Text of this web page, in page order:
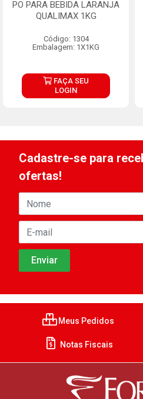
PO PARA BEBIDA LARANJA
QUALIMAX 1KG
Código: 1304
Embalagem: 1X1KG
FAÇA SEU
LOGIN
Cadastre-se para
ofertas!
Meus Pedidos
Notas Fiscais